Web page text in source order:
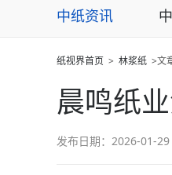
中纸资讯
纸视界首页 > 林浆纸 >文
晨鸣纸
发布日期：2026-01-